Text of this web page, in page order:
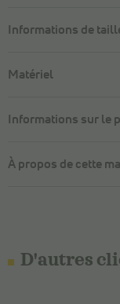
Informations de
Matériel
Informations sur le
À propos de cette
D'autres